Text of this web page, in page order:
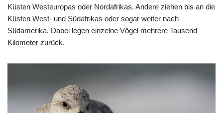
Küsten Westeuropas oder Nordafrikas. Andere ziehen bis an die
Küsten West- und Südafrikas oder sogar weiter nach
Südamerika. Dabei legen einzelne Vögel mehrere Tausend
Kilometer zurück.